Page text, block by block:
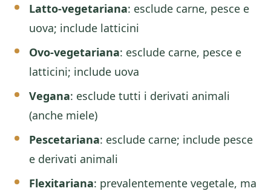
Latto-vegetariana: esclude carne, pesce e
uova; include latticini
Ovo-vegetariana: esclude carne, pesce e
latticini; include uova
Vegana: esclude tutti i derivati animali
(anche miele)
Pescetariana: esclude carne; include pesce
e derivati animali
Flexitariana: prevalentemente vegetale, ma